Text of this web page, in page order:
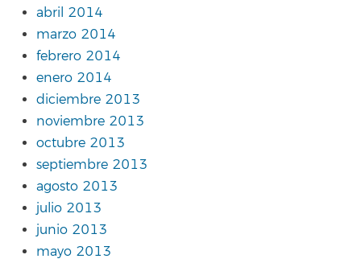
abril 2014
marzo 2014
febrero 2014
enero 2014
diciembre 2013
noviembre 2013
octubre 2013
septiembre 2013
agosto 2013
julio 2013
junio 2013
mayo 2013